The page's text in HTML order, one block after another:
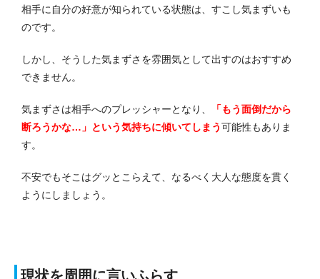
相手に自分の好意が知られている状態は、すこし気まずいも
のです。
しかし、そうした気まずさを雰囲気として出すのはおすすめ
できません。
気まずさは相手へのプレッシャーとなり、
「もう面倒だから
断ろうかな…」という気持ちに傾いてしまう可能性もありま
す。
不安でもそこはグッとこらえて、なるべく大人な態度を貫く
ようにしましょう。
現状を周囲に言いふらす